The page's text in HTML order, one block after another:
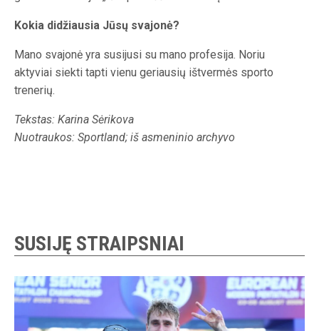
Kokia didžiausia Jūsų svajonė?
Mano svajonė yra susijusi su mano profesija. Noriu
aktyviai siekti tapti vienu geriausių ištvermės sporto
trenerių.
Tekstas: Karina Sėrikova
Nuotraukos: Sportland; iš asmeninio archyvo
SUSIJĘ STRAIPSNIAI